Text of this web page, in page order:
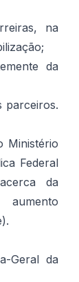
na
da
parceiros.
Ministério
Federal
da
Geral da